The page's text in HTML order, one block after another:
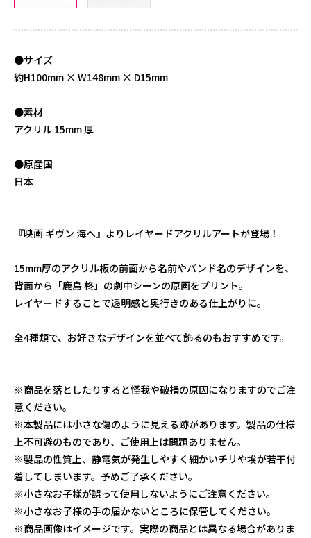
●サイズ
約H100mm × W148mm × D15mm
●素材
アクリル 15mm 厚
●原産国
日本
『映画 ギヴン 海へ』よりレイヤードアクリルアートが登場！
15mm厚のアクリル板の前面から名前やバンド名のデザインを、
背面から「鹿島 柊」の劇中シーンの原画をプリント。
レイヤードすることで透明感と奥行きのある仕上がりに。
全4種類で、お好きなデザインを並べて飾るのもおすすめです。
※商品を落としたりすると怪我や破損の原因になりますのでご注
意ください。
※本製品には小さな傷のように見える跡があります。製品の仕様
上不可避のものであり、ご使用上は問題ありません。
※製品の性質上、静電気が発生しやすく細かいチリや埃が若干付
着してしまいます。予めご了承ください。
※小さなお子様が誤って使用しないようにご注意ください。
※小さなお子様の手の届かないところに保管してください。
※商品画像はイメージです。実際の商品とは異なる場合がありま